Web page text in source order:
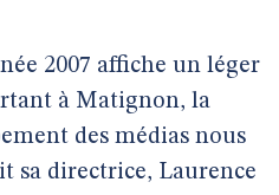
2007 affiche un léger
à Matignon, la
des médias nous
sa directrice, Laurence